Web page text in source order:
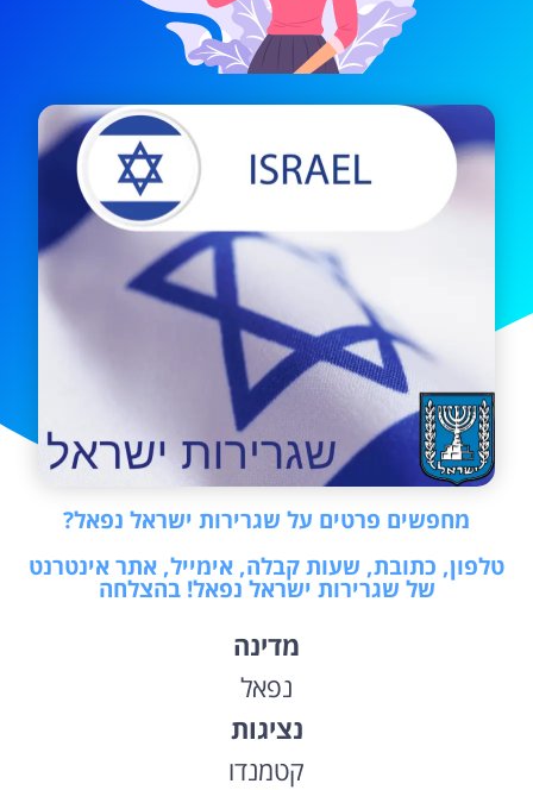
מחפשים פרטים על שגרירות ישראל נפאל?
טלפון, כתובת, שעות קבלה, אימייל, אתר אינטרנט
של שגרירות ישראל נפאל! בהצלחה
מדינה
נפאל
נציגות
קטמנדו